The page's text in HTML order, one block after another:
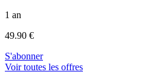
1 an
49.90 €
S'abonner
Voir toutes les offres